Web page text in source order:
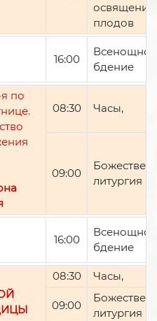
освящение
плодов
16:00
Всенощное
бдение
по
08:30 Часы,
09:00
литургия
16:00
Всенощное
бдение
08:30 Часы,
09:00
литургия